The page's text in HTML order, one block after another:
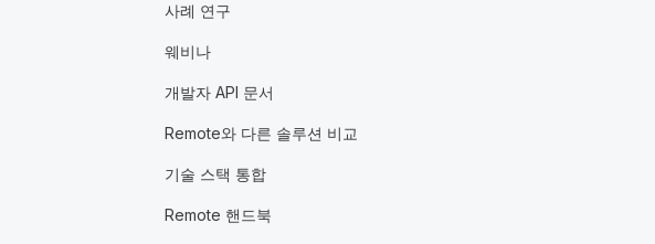
사례 연구
웨비나
개발자 API 문서
Remote와 다른 솔루션 비교
기술 스택 통합
Remote 핸드북